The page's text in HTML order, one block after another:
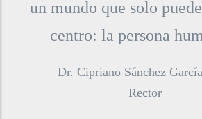
un mundo que solo
centro: la persona
Dr. Cipriano Sánchez
Rector